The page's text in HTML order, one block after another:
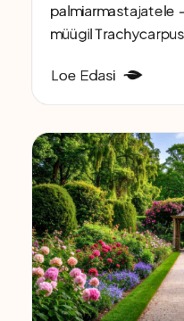
palmiarmastajatele
müügil
Loe Edasi